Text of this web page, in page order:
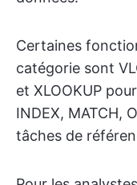
Certaines
catégorie sont
et XLOOKUP
INDEX, MATCH,
tâches de